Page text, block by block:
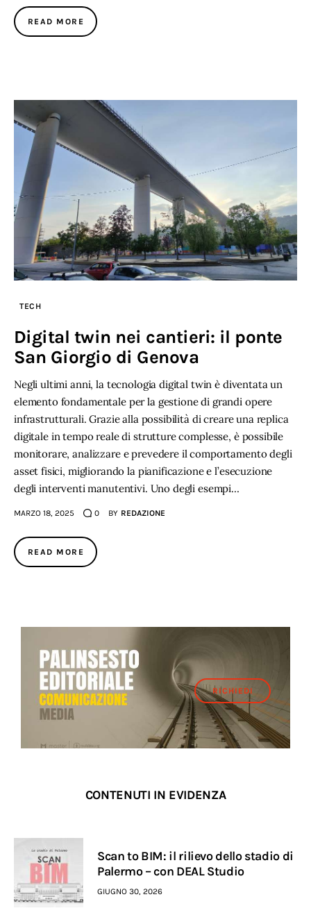
READ MORE
TECH
Digital twin nei cantieri: il ponte
San Giorgio di Genova
Negli ultimi anni, la tecnologia digital twin è diventata un
elemento fondamentale per la gestione di grandi opere
infrastrutturali. Grazie alla possibilità di creare una replica
digitale in tempo reale di strutture complesse, è possibile
monitorare, analizzare e prevedere il comportamento degli
asset fisici, migliorando la pianificazione e l’esecuzione
degli interventi manutentivi. Uno degli esempi…
MARZO 18, 2025 0 BY REDAZIONE
READ MORE
RICHIEDI
CONTENUTI IN EVIDENZA
Scan to BIM: il rilievo dello stadio di
Palermo – con DEAL Studio
GIUGNO 30, 2026